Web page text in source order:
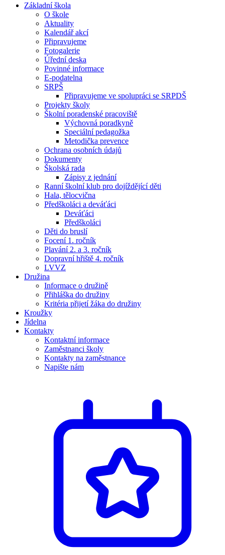
Základní škola
O škole
Aktuality
Kalendář akcí
Připravujeme
Fotogalerie
Úřední deska
Povinné informace
E-podatelna
SRPŠ
Připravujeme ve spolupráci se SRPDŠ
Projekty školy
Školní poradenské pracoviště
Výchovná poradkyně
Speciální pedagožka
Metodička prevence
Ochrana osobních údajů
Dokumenty
Školská rada
Zápisy z jednání
Ranní školní klub pro dojíždějící děti
Hala, tělocvična
Předškoláci a deváťáci
Deváťáci
Předškoláci
Děti do bruslí
Focení 1. ročník
Plavání 2. a 3. ročník
Dopravní hřiště 4. ročník
LVVZ
Družina
Informace o družině
Přihláška do družiny
Kritéria přijetí žáka do družiny
Kroužky
Jídelna
Kontakty
Kontaktní informace
Zaměstnanci školy
Kontakty na zaměstnance
Napište nám